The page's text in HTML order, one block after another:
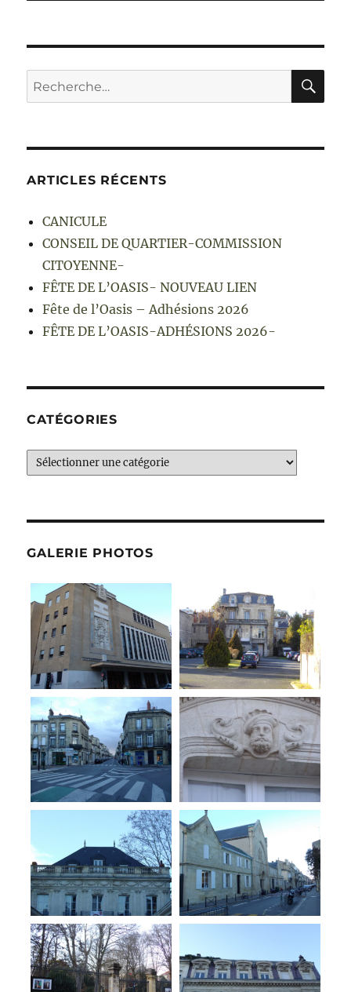
Recherche
pour :
ARTICLES RÉCENTS
CANICULE
CONSEIL DE QUARTIER-COMMISSION
CITOYENNE-
FÊTE DE L’OASIS- NOUVEAU LIEN
Fête de l’Oasis – Adhésions 2026
FÊTE DE L’OASIS-ADHÉSIONS 2026-
CATÉGORIES
Catégories
GALERIE PHOTOS